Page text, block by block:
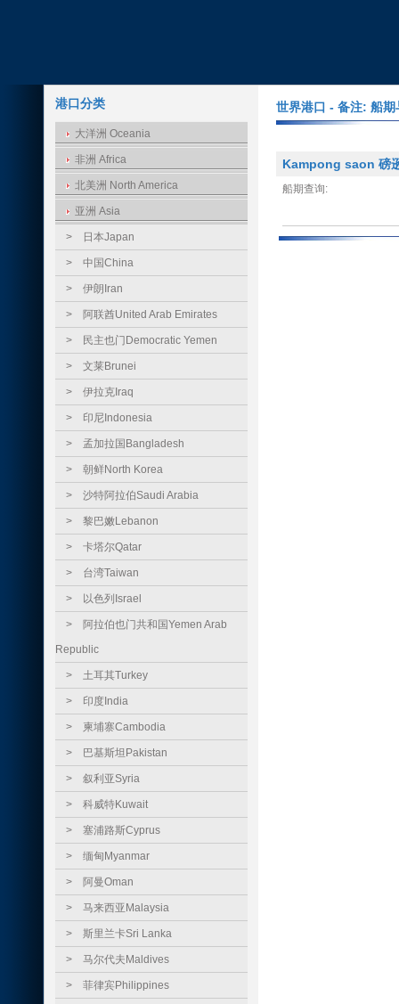
港口分类
大洋洲 Oceania
非洲 Africa
北美洲 North America
亚洲 Asia
> 日本Japan
> 中国China
> 伊朗Iran
> 阿联酋United Arab Emirates
> 民主也门Democratic Yemen
> 文莱Brunei
> 伊拉克Iraq
> 印尼Indonesia
> 孟加拉国Bangladesh
> 朝鲜North Korea
> 沙特阿拉伯Saudi Arabia
> 黎巴嫩Lebanon
> 卡塔尔Qatar
> 台湾Taiwan
> 以色列Israel
> 阿拉伯也门共和国Yemen Arab
Republic
> 土耳其Turkey
> 印度India
> 柬埔寨Cambodia
> 巴基斯坦Pakistan
> 叙利亚Syria
> 科威特Kuwait
> 塞浦路斯Cyprus
> 缅甸Myanmar
> 阿曼Oman
> 马来西亚Malaysia
> 斯里兰卡Sri Lanka
> 马尔代夫Maldives
> 菲律宾Philippines
世界港口 - 备注: 船
Kampong saon 磅
船期查询: